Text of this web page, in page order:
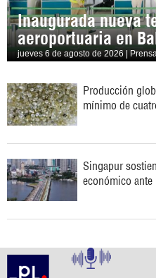
Inaugurada nueva
aeroportuaria en
jueves 6 de agosto de 2026 |
Producción
mínimo de
Singapur
económico